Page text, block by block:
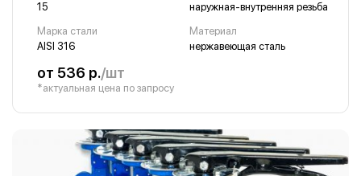
15
наружная-внутренняя резьба
Марка стали
AISI 316
Материал
нержавеющая сталь
от 536 р./шт
*актуальная цена по запросу